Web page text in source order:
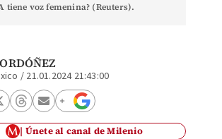
tiene voz femenina? (Reuters).
/ 21.01.2024 21:43:00
Únete al canal de Milenio